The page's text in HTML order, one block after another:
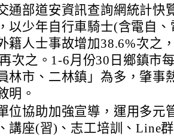
通部道安資訊查詢網統計快
以少年自行車騎士(含電自
籍人士事故增加38.6%次之
次之。1-6月份30日鄉鎮市
林市、二林鎮」為多，肇事
明。
位協助加強宣導，運用多元
講座(習)、志工培訓、Line